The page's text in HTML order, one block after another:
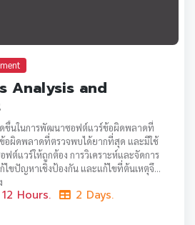
Analysis and
ขึ้นในการพัฒนาซอฟต์แวร์ข้อผิดพลาดที่
ข้อผิดพลาดที่ตรวจพบได้ยากที่สุด และมีใช้
ฟต์แวร์ให้ถูกต้อง การวิเคราะห์และจัดการ
ไขปัญหาเชิงป้องกัน และแก้ไขที่ต้นเหตุจึง
12 Hours.
2 Days.